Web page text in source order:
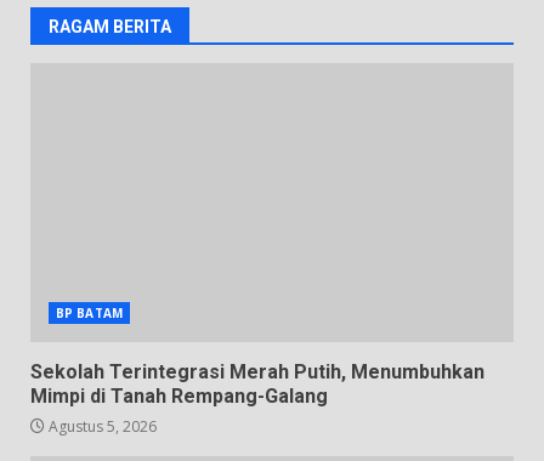
RAGAM BERITA
BP BATAM
Sekolah Terintegrasi Merah Putih, Menumbuhkan
Mimpi di Tanah Rempang-Galang
Agustus 5, 2026